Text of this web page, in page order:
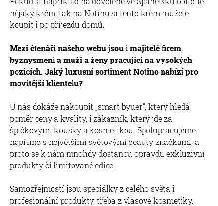
nějaký krém, tak na Notinu si tento krém můžete
koupit i po příjezdu domů.
Mezi čtenáři našeho webu jsou i majitelé firem,
byznysmeni a muži a ženy pracující na vysokých
pozicích. Jaký luxusní sortiment Notino nabízí pro
movitější klientelu?
U nás dokáže nakoupit „smart byuer“, který hledá
poměr ceny a kvality, i zákazník, který jde za
špičkovými kousky a kosmetikou. Spolupracujeme
napřímo s největšími světovými beauty značkami, a
proto se k nám mnohdy dostanou opravdu exkluzivní
produkty či limitované edice.
Samozřejmostí jsou speciálky z celého světa i
profesionální produkty, třeba z vlasové kosmetiky.